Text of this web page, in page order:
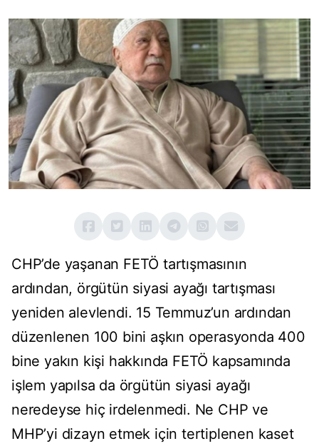
CHP’de yaşanan FETÖ tartışmasının
ardından, örgütün siyasi ayağı tartışması
yeniden alevlendi. 15 Temmuz’un ardından
düzenlenen 100 bini aşkın operasyonda 400
bine yakın kişi hakkında FETÖ kapsamında
işlem yapılsa da örgütün siyasi ayağı
neredeyse hiç irdelenmedi. Ne CHP ve
MHP’yi dizayn etmek için tertiplenen kaset